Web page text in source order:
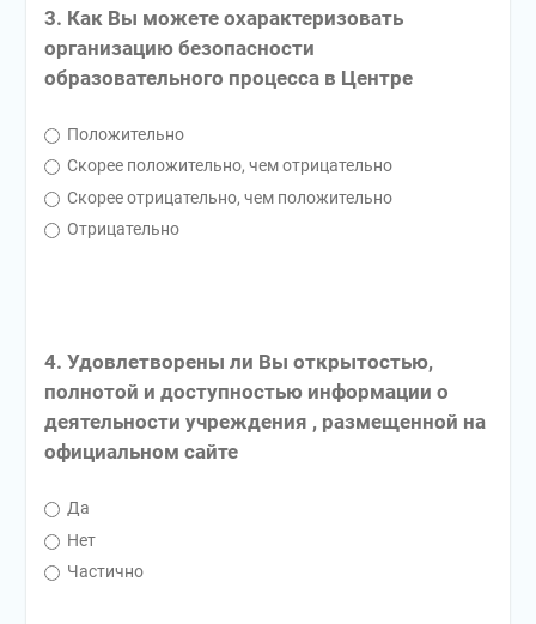
3. Как Вы можете охарактеризовать
организацию безопасности
образовательного процесса в Центре
Положительно
Скорее положительно, чем отрицательно
Скорее отрицательно, чем положительно
Отрицательно
4. Удовлетворены ли Вы открытостью,
полнотой и доступностью информации о
деятельности учреждения , размещенной на
официальном сайте
Да
Нет
Частично